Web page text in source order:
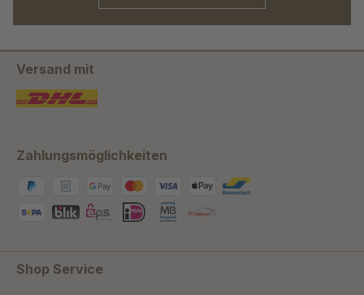
Versand mit
Zahlungsmöglichkeiten
Shop Service